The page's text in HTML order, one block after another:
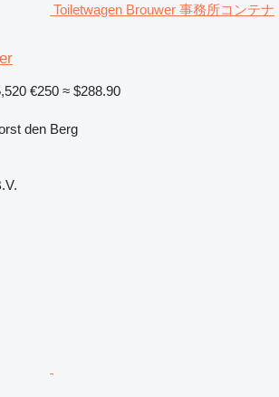
Toiletwagen Brouwer 事務所コンテナ
€250 ≈ $288.90
den Berg